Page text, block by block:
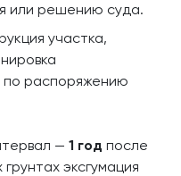
или решению суда.
участка,
распоряжению
— 1 год после
эксгумация